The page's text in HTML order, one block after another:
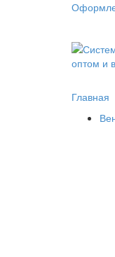
Главная